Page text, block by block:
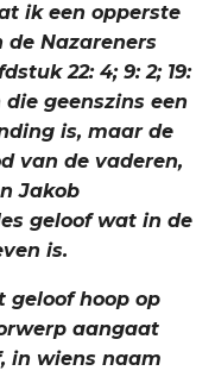
ik een opperste
Nazareners
22: 4; 9: 2; 19:
geenszins een
is, maar de
van de vaderen,
Jakob
geloof wat in de
is.
geloof hoop op
aangaat
in wiens naam